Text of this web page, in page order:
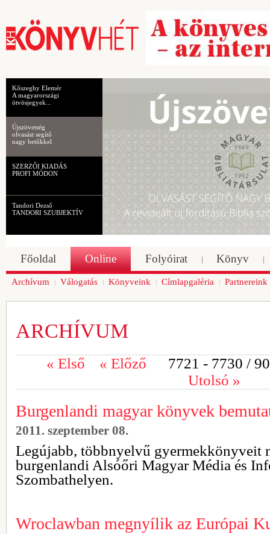
Kőszeghy Elemér
A magyarországi
ötvösjegyek...
Újszövetség
olvasást segítő
nagy betűkkel
SZERZŐI KIADÁS
PROFI MÓDON
Tandori Dezső
TANDORI SZUBJEKTÍV
Főoldal Online Folyóirat Könyv
Archívum Válogatás Könyveink Címlapgaléria Partnereink
ARCHÍVUM
« Első « Előző 7721 - 7730 /
Utolsó »
Burgenlandi magyar könyvek
2011. szeptember 08.
Legújabb, többnyelvű gyermekkönyveit
burgenlandi Alsóőri Magyar Média és
Szombathelyen.
Wroclawban megnyílik az Európai